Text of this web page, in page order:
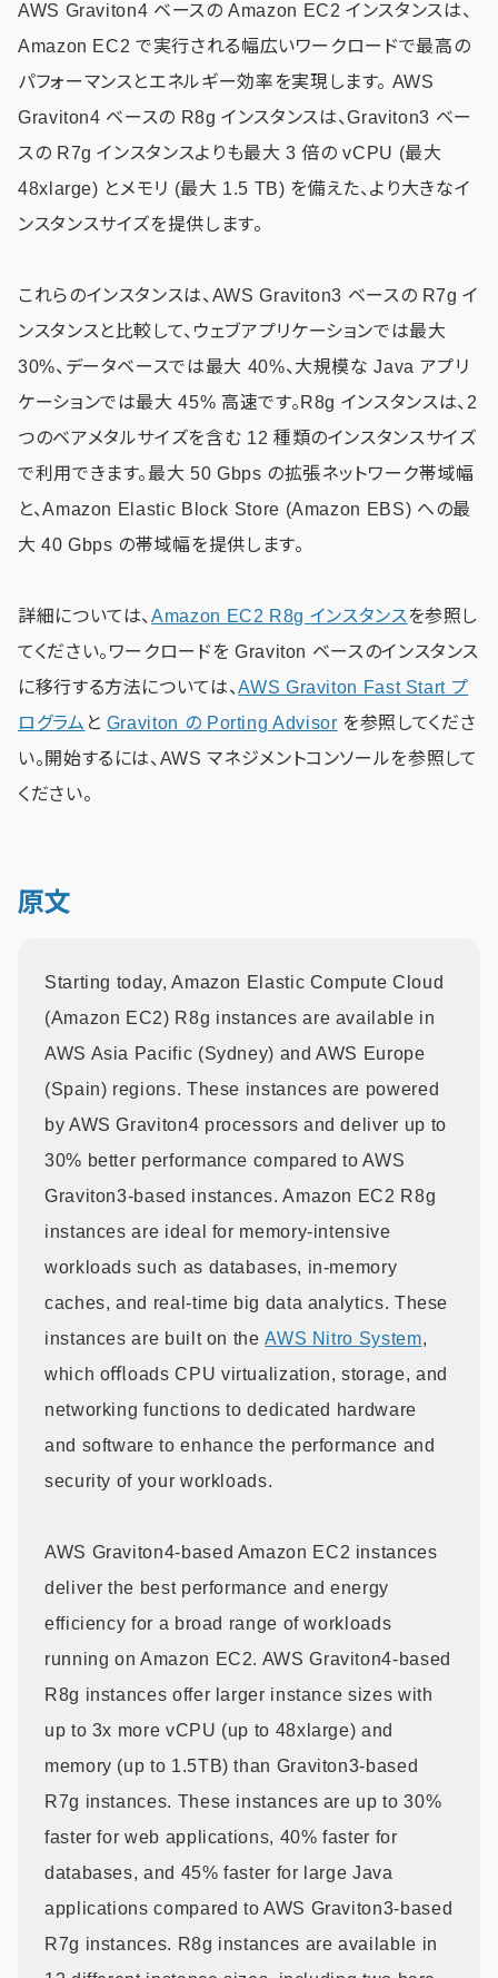
AWS Graviton4 ベースの Amazon EC2 インスタンスは、
Amazon EC2 で実行される幅広いワークロードで最高の
パフォーマンスとエネルギー効率を実現します。 AWS
Graviton4 ベースの R8g インスタンスは、Graviton3 ベー
スの R7g インスタンスよりも最大 3 倍の vCPU (最大
48xlarge) とメモリ (最大 1.5 TB) を備えた、より大きなイ
ンスタンスサイズを提供します。
これらのインスタンスは、AWS Graviton3 ベースの R7g イ
ンスタンスと比較して、ウェブアプリケーションでは最大
30%、データベースでは最大 40%、大規模な Java アプリ
ケーションでは最大 45% 高速です。R8g インスタンスは、2
つのベアメタルサイズを含む 12 種類のインスタンスサイズ
で利用できます。最大 50 Gbps の拡張ネットワーク帯域幅
と、Amazon Elastic Block Store (Amazon EBS) への最
大 40 Gbps の帯域幅を提供します。
詳細については、Amazon EC2 R8g インスタンスを参照し
てください。ワークロードを Graviton ベースのインスタンス
に移行する方法については、AWS Graviton Fast Start プ
ログラム と Graviton の Porting Advisor を参照してくださ
い。開始するには、AWS マネジメントコンソールを参照して
ください。
原文
Starting today, Amazon Elastic Compute Cloud
(Amazon EC2) R8g instances are available in
AWS Asia Pacific (Sydney) and AWS Europe
(Spain) regions. These instances are powered
by AWS Graviton4 processors and deliver up to
30% better performance compared to AWS
Graviton3-based instances. Amazon EC2 R8g
instances are ideal for memory-intensive
workloads such as databases, in-memory
caches, and real-time big data analytics. These
instances are built on theAWS Nitro System,
which oﬄoads CPU virtualization, storage, and
networking functions to dedicated hardware
and software to enhance the performance and
security of your workloads.
AWS Graviton4-based Amazon EC2 instances
deliver the best performance and energy
efficiency for a broad range of workloads
running on Amazon EC2. AWS Graviton4-based
R8g instances offer larger instance sizes with
up to 3x more vCPU (up to 48xlarge) and
memory (up to 1.5TB) than Graviton3-based
R7g instances. These instances are up to 30%
faster for web applications, 40% faster for
databases, and 45% faster for large Java
applications compared to AWS Graviton3-based
R7g instances. R8g instances are available in